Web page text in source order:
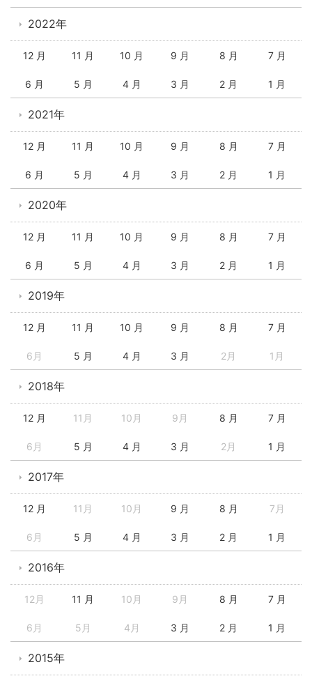
2022年
12 月 11 月 10 月 9 月 8 月 7 月
6 月 5 月 4 月 3 月 2 月 1 月
2021年
12 月 11 月 10 月 9 月 8 月 7 月
6 月 5 月 4 月 3 月 2 月 1 月
2020年
12 月 11 月 10 月 9 月 8 月 7 月
6 月 5 月 4 月 3 月 2 月 1 月
2019年
12 月 11 月 10 月 9 月 8 月 7 月
6月 5 月 4 月 3 月 2月 1月
2018年
12 月 11月 10月 9月 8 月 7 月
6月 5 月 4 月 3 月 2月 1 月
2017年
12 月 11月 10月 9 月 8 月 7月
6月 5 月 4 月 3 月 2 月 1 月
2016年
12月 11 月 10月 9月 8 月 7 月
6月 5月 4月 3 月 2 月 1 月
2015年